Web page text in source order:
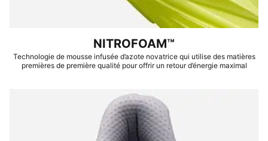
NITROFOAM™
Technologie de mousse infusée d’azote novatrice qui utilise des matières
premières de première qualité pour offrir un retour d’énergie maximal